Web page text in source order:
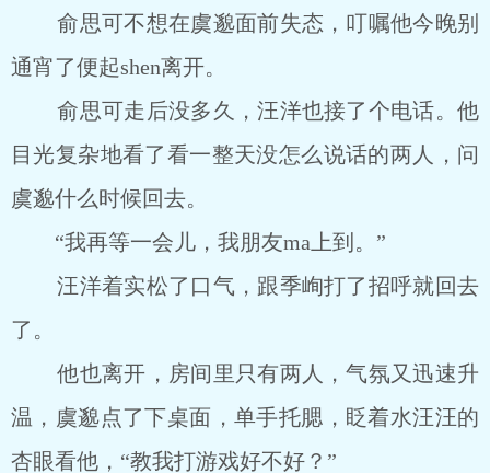
俞思可不想在虞邈面前失态，叮嘱他今晚别
通宵了便起shen离开。
俞思可走后没多久，汪洋也接了个电话。他
目光复杂地看了看一整天没怎么说话的两人，问
虞邈什么时候回去。
“我再等一会儿，我朋友ma上到。”
汪洋着实松了口气，跟季峋打了招呼就回去
了。
他也离开，房间里只有两人，气氛又迅速升
温，虞邈点了下桌面，单手托腮，眨着水汪汪的
杏眼看他，“教我打游戏好不好？”